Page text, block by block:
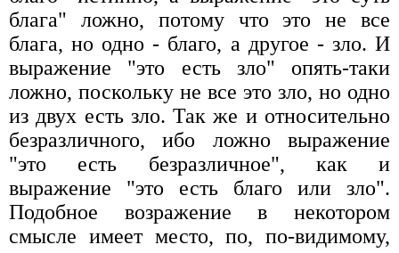
блага" ложно, потому что это не все
блага, но одно - благо, а другое - зло. И
выражение "это есть зло" опять-таки
ложно, поскольку не все это зло, но одно
из двух есть зло. Так же и относительно
безразличного, ибо ложно выражение
"это есть безразличное", как и
выражение "это есть благо или зло".
Подобное возражение в некотором
смысле имеет место, по, по-видимому,